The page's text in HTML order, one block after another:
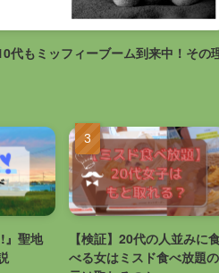
代もミッフィーブーム到来中！その
』聖地
【検証】20代の人並みに
べる女はミスド食べ放題の